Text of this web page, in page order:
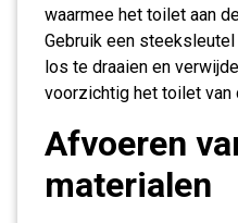
waarmee het toilet aan
Gebruik een
los te draaien en
voorzichtig het toilet van
Afvoeren
materialen